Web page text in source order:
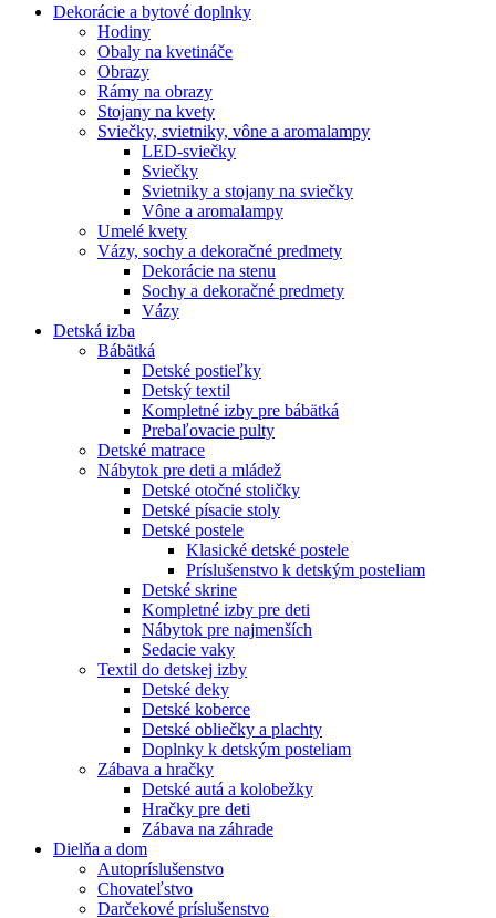
Dekorácie a bytové doplnky
Hodiny
Obaly na kvetináče
Obrazy
Rámy na obrazy
Stojany na kvety
Sviečky, svietniky, vône a aromalampy
LED-sviečky
Sviečky
Svietniky a stojany na sviečky
Vône a aromalampy
Umelé kvety
Vázy, sochy a dekoračné predmety
Dekorácie na stenu
Sochy a dekoračné predmety
Vázy
Detská izba
Bábätká
Detské postieľky
Detský textil
Kompletné izby pre bábätká
Prebaľovacie pulty
Detské matrace
Nábytok pre deti a mládež
Detské otočné stoličky
Detské písacie stoly
Detské postele
Klasické detské postele
Príslušenstvo k detským posteliam
Detské skrine
Kompletné izby pre deti
Nábytok pre najmenších
Sedacie vaky
Textil do detskej izby
Detské deky
Detské koberce
Detské obliečky a plachty
Doplnky k detským posteliam
Zábava a hračky
Detské autá a kolobežky
Hračky pre deti
Zábava na záhrade
Dielňa a dom
Autopríslušenstvo
Chovateľstvo
Darčekové príslušenstvo